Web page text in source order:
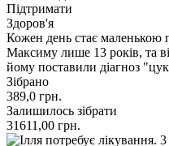
Підтримати
Здоров'я
Кожен день стає маленькою
Максиму лише 13 років, та
йому поставили діагноз
Зібрано
389,0 грн.
Залишилось зібрати
31611,00 грн.